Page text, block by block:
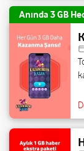
Anında 3 GB